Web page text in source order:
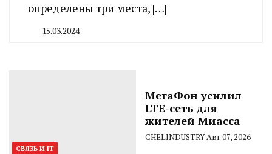
определены три места, […]
15.03.2024
СВЯЗЬ И IT
МегаФон усилил
LTE-сеть для
жителей Миасса
CHELINDUSTRY Авг 07, 2026